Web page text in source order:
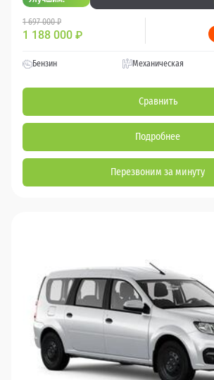
1 697 000 ₽
1 188 000 ₽
Бензин Механическая
Сравнить
Подробнее
Перезвоним за минуту